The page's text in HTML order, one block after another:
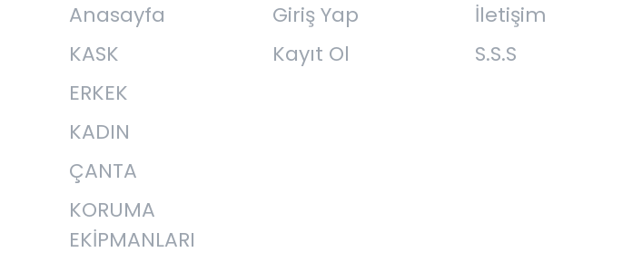
Anasayfa
KASK
ERKEK
KADIN
ÇANTA
KORUMA
EKİPMANLARI
Giriş Yap
Kayıt Ol
İletişim
S.S.S